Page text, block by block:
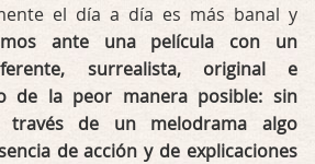
el día a día es más banal y
ante una película con un
surrealista, original e
de la peor manera posible: sin
de un melodrama algo
de acción y de explicaciones